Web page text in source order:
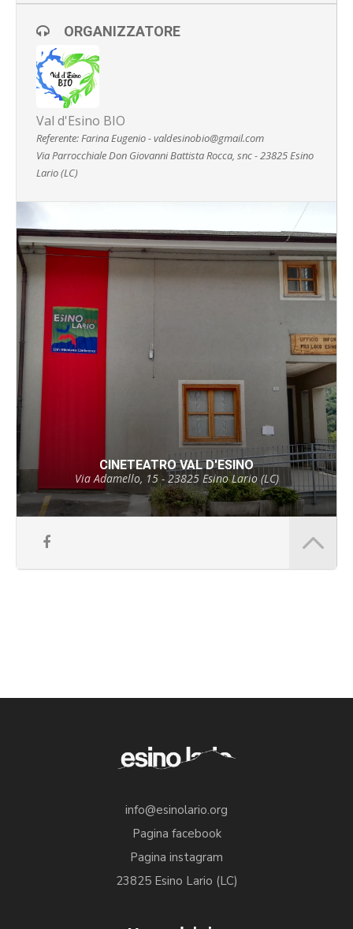
ORGANIZZATORE
Val d'Esino BIO
Referente: Farina Eugenio - valdesinobio@gmail.com
Via Parrocchiale Don Giovanni Battista Rocca, snc - 23825 Esino
Lario (LC)
CINETEATRO VAL D'ESINO
Via Adamello, 15 - 23825 Esino Lario (LC)
info@esinolario.org
Pagina facebook
Pagina instagram
23825 Esino Lario (LC)